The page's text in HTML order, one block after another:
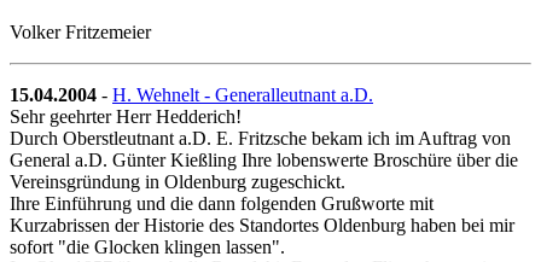
Volker Fritzemeier
15.04.2004 - H. Wehnelt - Generalleutnant a.D.
Sehr geehrter Herr Hedderich!
Durch Oberstleutnant a.D. E. Fritzsche bekam ich im Auftrag von
General a.D. Günter Kießling Ihre lobenswerte Broschüre über die
Vereinsgründung in Oldenburg zugeschickt.
Ihre Einführung und die dann folgenden Grußworte mit
Kurzabrissen der Historie des Standortes Oldenburg haben bei mir
sofort "die Glocken klingen lassen".